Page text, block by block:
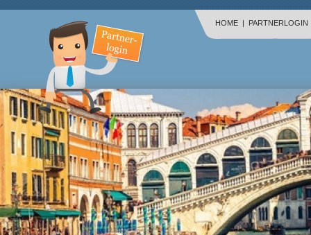
HOME | PARTNERLOGIN